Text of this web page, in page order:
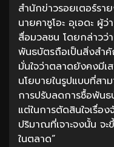
สำนักข่าวรอยเตอร์รา
นายคาซูโอะ อุเอดะ ผู้
สื่อมวลชน โดยกล่าวว่
พันธบัตรถือเป็นสิ่งสำ
มั่นใจว่าตลาดยังคงมีเ
นโยบายในรูปแบบที่ส
การปรับลดการซื้อพัน
แต่ในการตัดสินใจเรื่อ
ปริมาณที่เจาะจงนั้น จ
ในตลาด”